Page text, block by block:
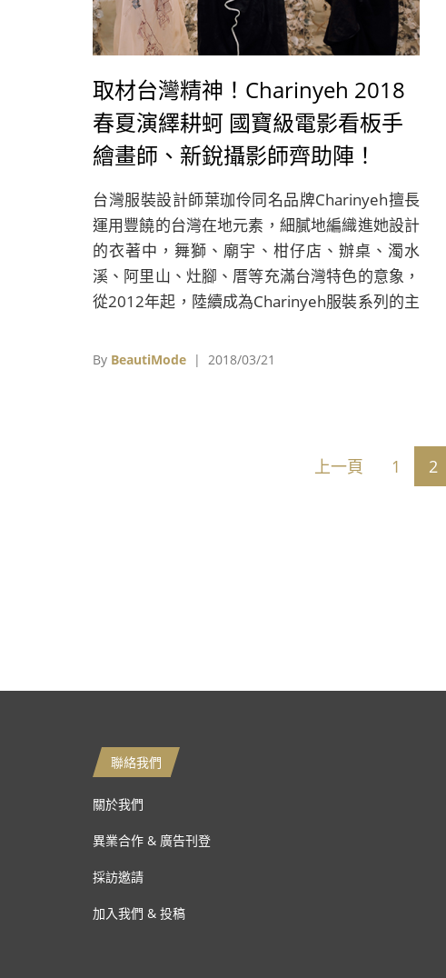
取材台灣精神！Charinyeh 2018
春夏演繹耕蚵 國寶級電影看板手
繪畫師、新銳攝影師齊助陣！
台灣服裝設計師葉珈伶同名品牌Charinyeh擅長
運用豐饒的台灣在地元素，細膩地編織進她設計
的衣著中，舞獅、廟宇、柑仔店、辦桌、濁水
溪、阿里山、灶腳、厝等充滿台灣特色的意象，
從2012年起，陸續成為Charinyeh服裝系列的主
蚵」為題，回首幾被遺忘的台灣養蚵文化。
By BeautiMode | 2018/03/21
上一頁 1 2
聯絡我們
關於我們
異業合作 & 廣告刊登
採訪邀請
加入我們 & 投稿